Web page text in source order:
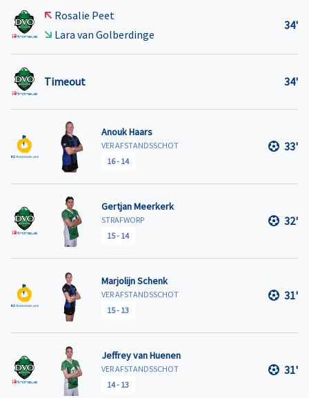
Rosalie Peet
Lara van Golberdinge
34'
Timeout 34'
Anouk Haars
VER AFSTANDSSCHOT
16- 14
33'
Gertjan Meerkerk
STRAFWORP
15- 14
32'
Marjolijn Schenk
VER AFSTANDSSCHOT
15- 13
31'
Jeffrey van Huenen
VER AFSTANDSSCHOT
14- 13
31'